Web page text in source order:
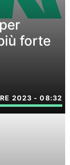
forte
2023 - 08:32